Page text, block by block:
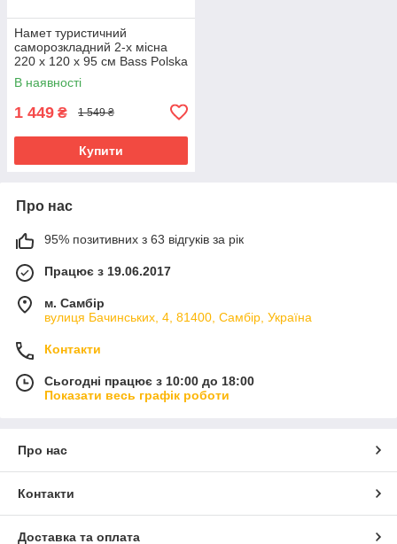
Намет туристичний
саморозкладний 2-х місна
220 х 120 х 95 см Bass Polska
BH 10020
В наявності
1 449 ₴ 1 549 ₴
Купити
Про нас
95% позитивних з 63 відгуків за рік
Працює з 19.06.2017
м. Самбір
вулиця Бачинських, 4, 81400, Самбір, Україна
Контакти
Сьогодні працює з 10:00 до 18:00
Показати весь графік роботи
Про нас
Контакти
Доставка та оплата